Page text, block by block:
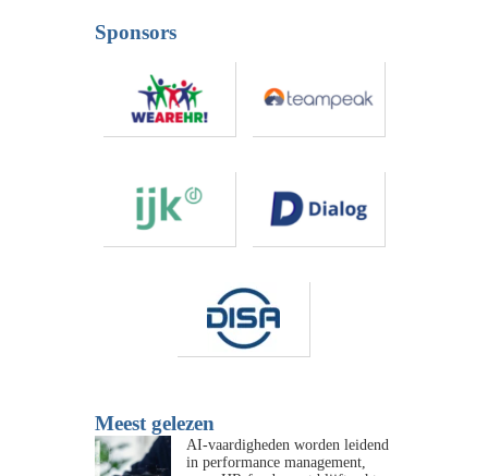
Sponsors
Meest gelezen
AI-vaardigheden worden leidend
in performance management,